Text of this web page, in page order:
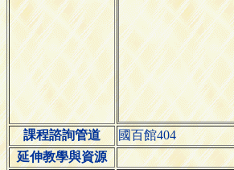
課程諮詢管道
國百館404
延伸教學與資源